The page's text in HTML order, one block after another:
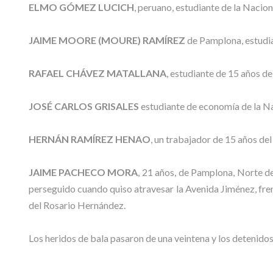
ELMO GÓMEZ LUCICH , peruano, estudiante de la
JAIME MOORE (MOURE) RAMÍREZ de Pamplona,
RAFAEL CHÁVEZ MATALLANA, estudiante de 15 años
JOSÉ CARLOS GRISALES estudiante de economía de la
HERNÁN RAMÍREZ HENAO , un trabajador de 15 años
JAIME PACHECO MORA , 21 años, de Pamplona, Norte
perseguido cuando quiso atravesar la Avenida Jiménez,
del Rosario Hernández.
Los heridos de bala pasaron de una veintena y los